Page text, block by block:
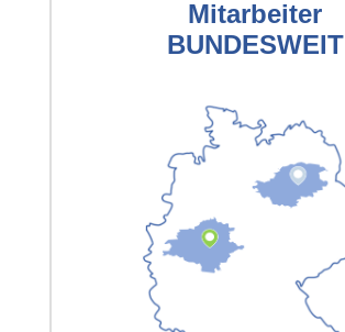
Mitarbeiter
BUNDESWEIT